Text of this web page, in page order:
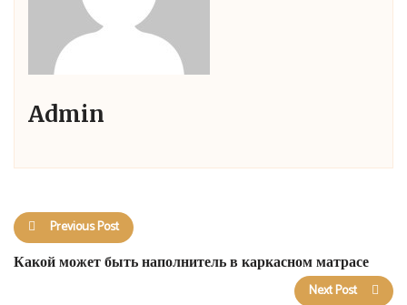
Admin
Previous Post
Какой может быть наполнитель в каркасном матрасе
Next Post